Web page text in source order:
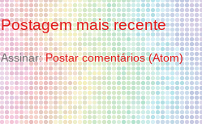
Postagem mais recente
Assinar:Postar comentários (Atom)